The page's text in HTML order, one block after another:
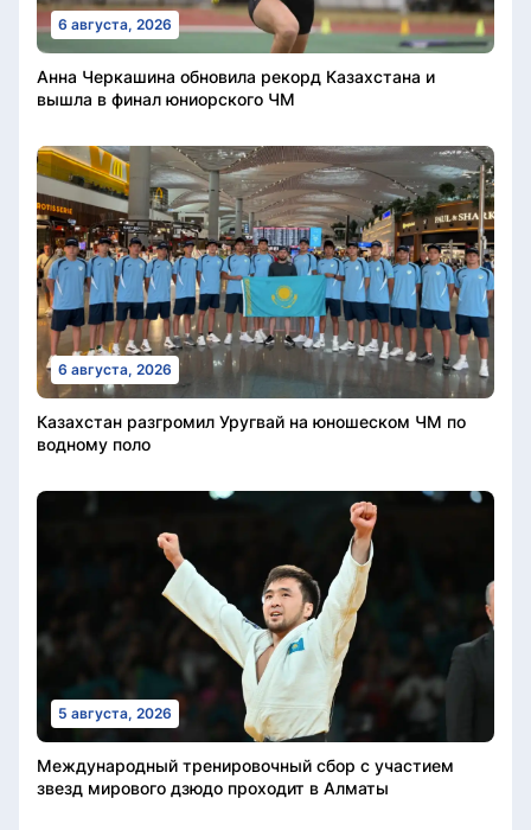
6 августа, 2026
Анна Черкашина обновила рекорд Казахстана и
вышла в финал юниорского ЧМ
6 августа, 2026
Казахстан разгромил Уругвай на юношеском ЧМ по
водному поло
5 августа, 2026
Международный тренировочный сбор с участием
звезд мирового дзюдо проходит в Алматы